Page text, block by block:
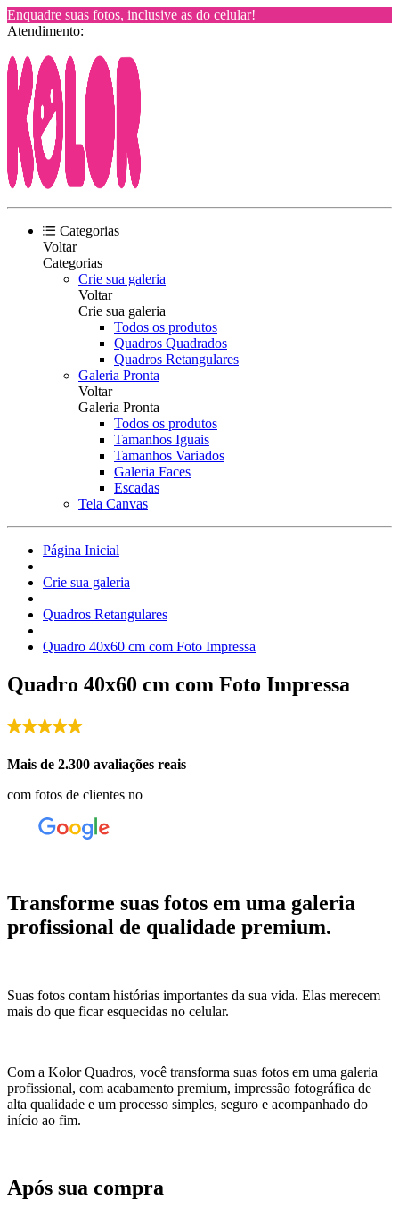
Enquadre suas fotos, inclusive as do celular!
Atendimento:
Categorias
Voltar
Categorias
Crie sua galeria
Voltar
Crie sua galeria
Todos os produtos
Quadros Quadrados
Quadros Retangulares
Galeria Pronta
Voltar
Galeria Pronta
Todos os produtos
Tamanhos Iguais
Tamanhos Variados
Galeria Faces
Escadas
Tela Canvas
Página Inicial
Crie sua galeria
Quadros Retangulares
Quadro 40x60 cm com Foto Impressa
Quadro 40x60 cm com Foto Impressa
Mais de 2.300 avaliações reais
com fotos de clientes no
Transforme suas fotos em uma galeria
profissional de qualidade premium.
Suas fotos contam histórias importantes da sua vida. Elas merecem
mais do que ficar esquecidas no celular.
Com a Kolor Quadros, você transforma suas fotos em uma galeria
profissional, com acabamento premium, impressão fotográfica de
alta qualidade e um processo simples, seguro e acompanhado do
início ao fim.
Após sua compra